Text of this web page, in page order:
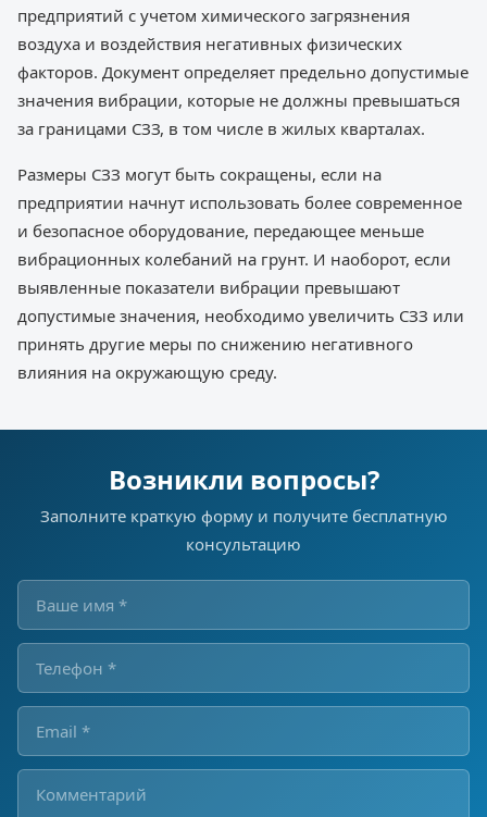
предприятий с учетом химического загрязнения
воздуха и воздействия негативных физических
факторов. Документ определяет предельно допустимые
значения вибрации, которые не должны превышаться
за границами СЗЗ, в том числе в жилых кварталах.
Размеры СЗЗ могут быть сокращены, если на
предприятии начнут использовать более современное
и безопасное оборудование, передающее меньше
вибрационных колебаний на грунт. И наоборот, если
выявленные показатели вибрации превышают
допустимые значения, необходимо увеличить СЗЗ или
принять другие меры по снижению негативного
влияния на окружающую среду.
Возникли вопросы?
Заполните краткую форму и получите бесплатную
консультацию